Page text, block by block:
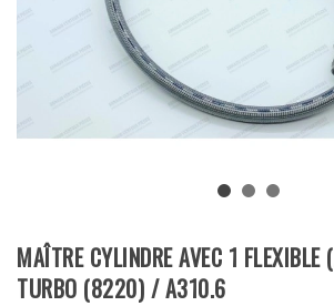
MAÎTRE CYLINDRE AVEC 1
TURBO (8220) / A310.6